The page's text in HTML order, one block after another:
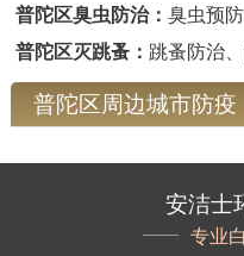
普陀区臭虫防治： 臭虫预
普陀区灭跳蚤： 跳蚤防治
普陀区周边城市防疫
安洁士
专业